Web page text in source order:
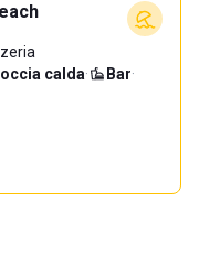
calda· Bar·